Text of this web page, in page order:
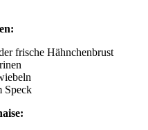
frische Hähnchenbrust
Speck